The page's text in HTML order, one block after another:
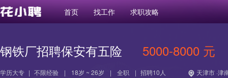
首页 找工作 求职攻略
钢铁厂招聘保安有五险 5000-8000 元
学历大专 | 不限经验 | 18岁 ~ 26岁 | 全职 | 招聘10人 天津市 ·津